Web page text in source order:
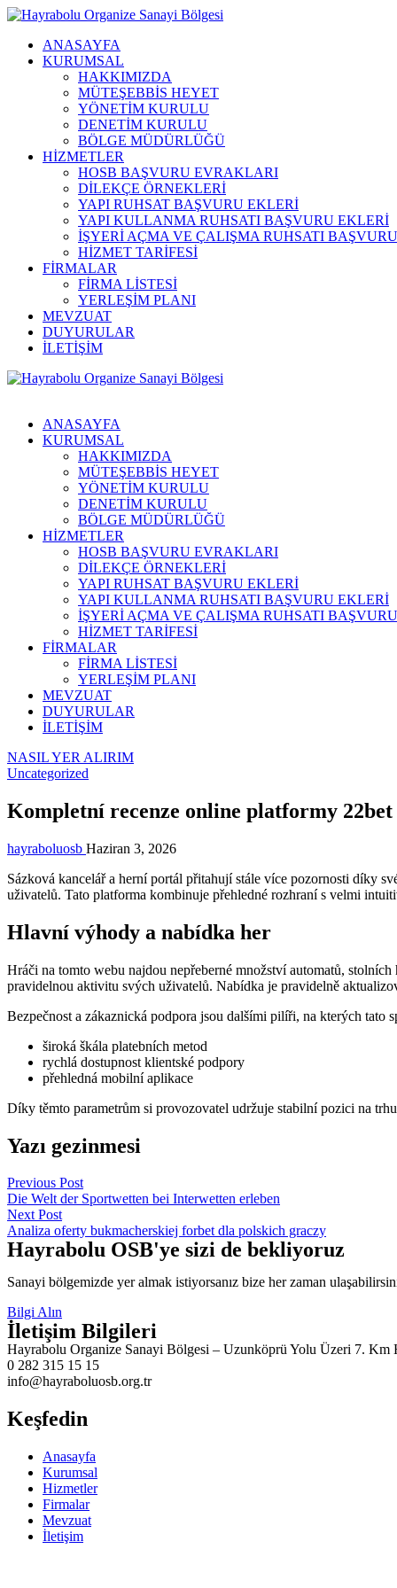
ANASAYFA
KURUMSAL
HAKKIMIZDA
MÜTEŞEBBİS HEYET
YÖNETİM KURULU
DENETİM KURULU
BÖLGE MÜDÜRLÜĞÜ
HİZMETLER
HOSB BAŞVURU EVRAKLARI
DİLEKÇE ÖRNEKLERİ
YAPI RUHSAT BAŞVURU EKLERİ
YAPI KULLANMA RUHSATI BAŞVURU EKLERİ
İŞYERİ AÇMA VE ÇALIŞMA RUHSATI
HİZMET TARİFESİ
FİRMALAR
FİRMA LİSTESİ
YERLEŞİM PLANI
MEVZUAT
DUYURULAR
İLETİŞİM
ANASAYFA
KURUMSAL
HAKKIMIZDA
MÜTEŞEBBİS HEYET
YÖNETİM KURULU
DENETİM KURULU
BÖLGE MÜDÜRLÜĞÜ
HİZMETLER
HOSB BAŞVURU EVRAKLARI
DİLEKÇE ÖRNEKLERİ
YAPI RUHSAT BAŞVURU EKLERİ
YAPI KULLANMA RUHSATI BAŞVURU EKLERİ
İŞYERİ AÇMA VE ÇALIŞMA RUHSATI
HİZMET TARİFESİ
FİRMALAR
FİRMA LİSTESİ
YERLEŞİM PLANI
MEVZUAT
DUYURULAR
İLETİŞİM
NASIL YER ALIRIM
Uncategorized
Kompletní recenze online platformy 22bet
hayraboluosb Haziran 3, 2026
Sázková kancelář a herní portál přitahují stále více pozornosti díky
uživatelů. Tato platforma kombinuje přehledné rozhraní s velmi
Hlavní výhody a nabídka her
Hráči na tomto webu najdou nepřeberné množství automatů,
pravidelnou aktivitu svých uživatelů. Nabídka je pravidelně
Bezpečnost a zákaznická podpora jsou dalšími pilíři, na kterých tato
široká škála platebních metod
rychlá dostupnost klientské podpory
přehledná mobilní aplikace
Díky těmto parametrům si provozovatel udržuje stabilní pozici na
Yazı gezinmesi
Previous Post
Die Welt der Sportwetten bei Interwetten erleben
Next Post
Analiza oferty bukmacherskiej forbet dla polskich graczy
Hayrabolu OSB'ye sizi de bekliyoruz
Sanayi bölgemizde yer almak istiyorsanız bize her zaman
Bilgi Alın
İletişim Bilgileri
Hayrabolu Organize Sanayi Bölgesi – Uzunköprü Yolu Üzeri 7.
0 282 315 15 15
info@hayraboluosb.org.tr
Keşfedin
Anasayfa
Kurumsal
Hizmetler
Firmalar
Mevzuat
İletişim